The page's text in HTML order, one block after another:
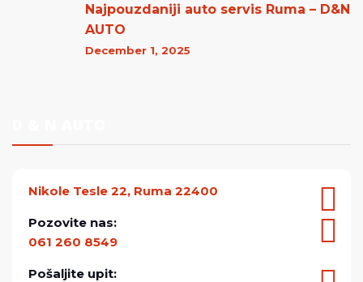
Najpouzdaniji auto servis Ruma – D&N
AUTO
December 1, 2025
Nikole Tesle 22, Ruma 22400
Pozovite nas:
061 260 8549
Pošaljite upit: